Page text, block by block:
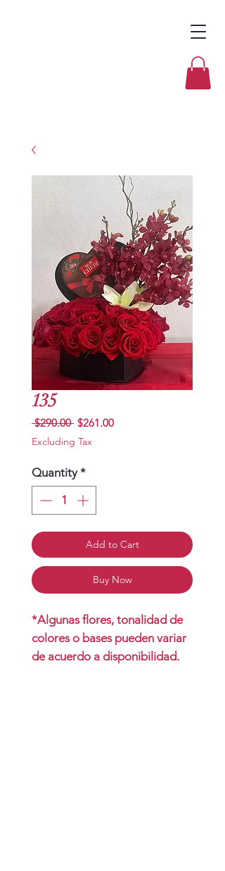
135
$290.00 Regular
$261.00Sale
Excluding Tax
Quantity *
Add to Cart
Buy Now
*Algunas flores, tonalidad de
colores o bases pueden variar
de acuerdo a disponibilidad.